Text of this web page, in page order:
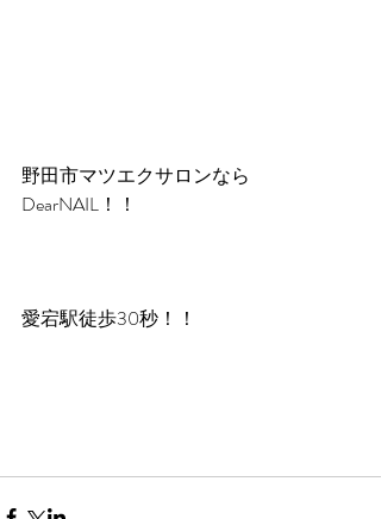
野田市マツエクサロンなら
DearNAIL！！
愛宕駅徒歩30秒！！